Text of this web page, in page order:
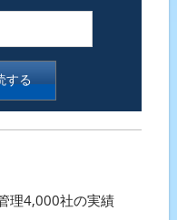
理4,000社の実績